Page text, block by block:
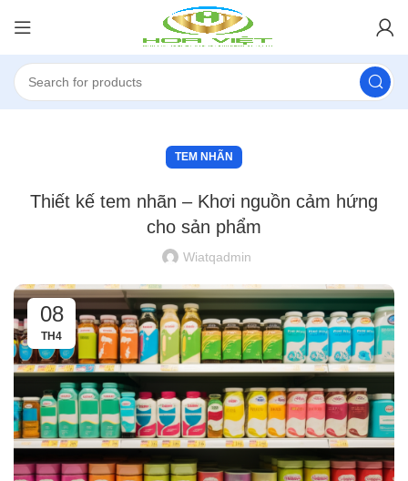
TEM NHÃN
Thiết kế tem nhãn – Khơi nguồn cảm hứng
cho sản phẩm
Wiatqadmin
08
TH4